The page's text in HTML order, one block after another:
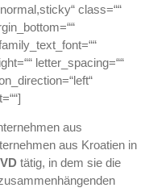
class=““
letter_spacing=““
aus
aus Kroatien in
tätig, in dem sie die